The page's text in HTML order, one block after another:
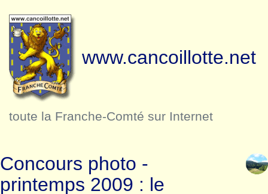
www.cancoillotte.net
toute la Franche-Comté sur Internet
Concours photo -
printemps 2009 : le